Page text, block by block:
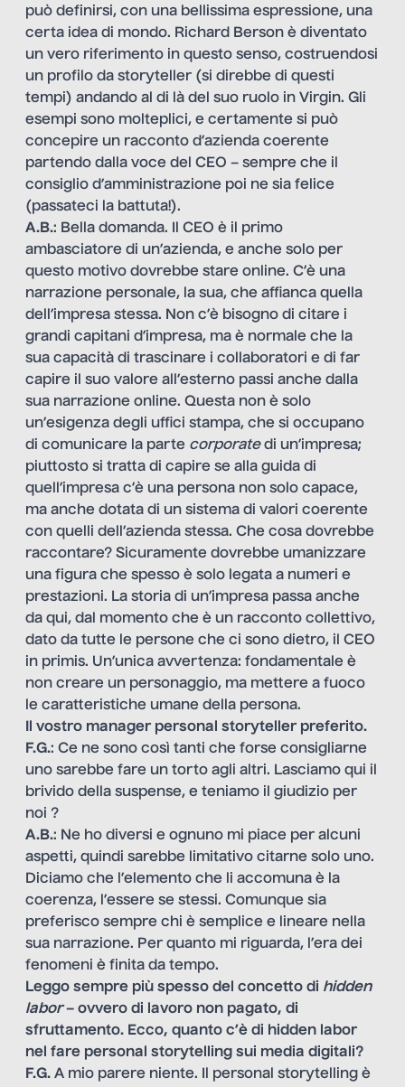
può definirsi, con una bellissima espressione, una
certa idea di mondo. Richard Berson è diventato
un vero riferimento in questo senso, costruendosi
un profilo da storyteller (si direbbe di questi
tempi) andando al di là del suo ruolo in Virgin. Gli
esempi sono molteplici, e certamente si può
concepire un racconto d’azienda coerente
partendo dalla voce del CEO – sempre che il
consiglio d’amministrazione poi ne sia felice
(passateci la battuta!).
A.B.: Bella domanda. Il CEO è il primo
ambasciatore di un’azienda, e anche solo per
questo motivo dovrebbe stare online. C’è una
narrazione personale, la sua, che affianca quella
dell’impresa stessa. Non c’è bisogno di citare i
grandi capitani d’impresa, ma è normale che la
sua capacità di trascinare i collaboratori e di far
capire il suo valore all’esterno passi anche dalla
sua narrazione online. Questa non è solo
un’esigenza degli uffici stampa, che si occupano
di comunicare la parte corporatedi un’impresa;
piuttosto si tratta di capire se alla guida di
quell’impresa c’è una persona non solo capace,
ma anche dotata di un sistema di valori coerente
con quelli dell’azienda stessa. Che cosa dovrebbe
raccontare? Sicuramente dovrebbe umanizzare
una figura che spesso è solo legata a numeri e
prestazioni. La storia di un’impresa passa anche
da qui, dal momento che è un racconto collettivo,
dato da tutte le persone che ci sono dietro, il CEO
in primis. Un’unica avvertenza: fondamentale è
non creare un personaggio, ma mettere a fuoco
le caratteristiche umane della persona.
Il vostro manager personal storyteller preferito.
F.G.: Ce ne sono così tanti che forse consigliarne
uno sarebbe fare un torto agli altri. Lasciamo qui il
brivido della suspense, e teniamo il giudizio per
noi ?
A.B.: Ne ho diversi e ognuno mi piace per alcuni
aspetti, quindi sarebbe limitativo citarne solo uno.
Diciamo che l’elemento che li accomuna è la
coerenza, l’essere se stessi. Comunque sia
preferisco sempre chi è semplice e lineare nella
sua narrazione. Per quanto mi riguarda, l’era dei
fenomeni è finita da tempo.
Leggo sempre più spesso del concetto di hidden
labor– ovvero di lavoro non pagato, di
sfruttamento. Ecco, quanto c’è di hidden labor
nel fare personal storytelling sui media digitali?
F.G. A mio parere niente. Il personal storytelling è